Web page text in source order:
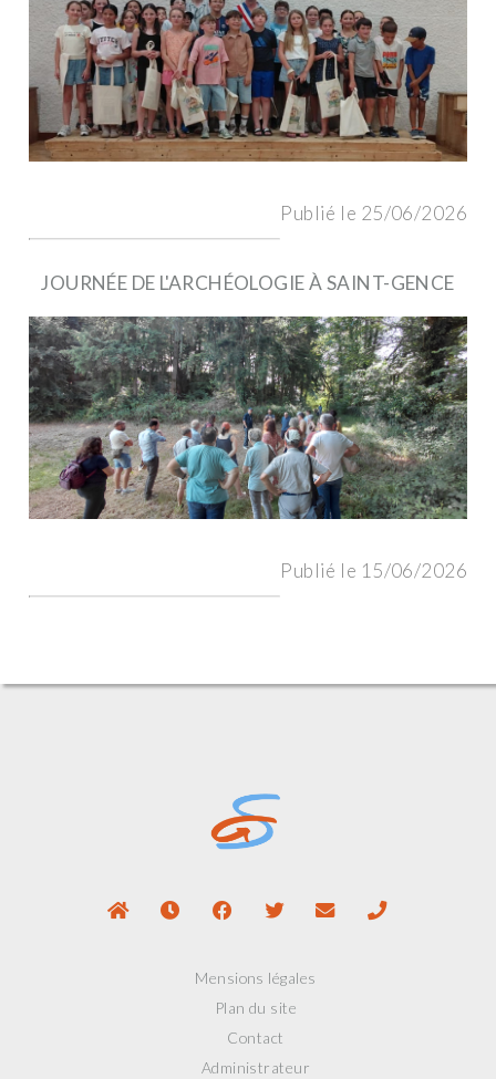
Publié le 25/06/2026
JOURNÉE DE L'ARCHÉOLOGIE À SAINT-GENCE
Publié le 15/06/2026
Mensions légales
Plan du site
Contact
Administrateur